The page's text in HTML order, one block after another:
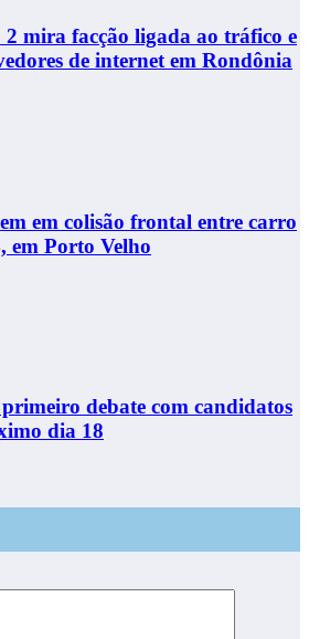
mira facção ligada ao tráfico e
de internet em Rondônia
em colisão frontal entre carro
em Porto Velho
debate com candidatos
dia 18